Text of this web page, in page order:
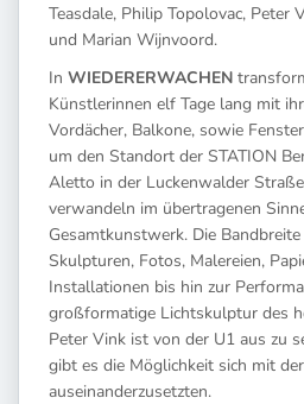
Teasdale, Philip Topolovac, Peter
und Marian Wijnvoord.
In WIEDERERWACHEN
Künstlerinnen elf Tage lang mit
Vordächer, Balkone, sowie
um den Standort der STATION
Aletto in der Luckenwalder
verwandeln im übertragenen
Gesamtkunstwerk. Die
Skulpturen, Fotos, Malereien,
Installationen bis hin zur
großformatige Lichtskulptur des
Peter Vink ist von der U1 aus zu
gibt es die Möglichkeit sich mit
auseinanderzusetzten.